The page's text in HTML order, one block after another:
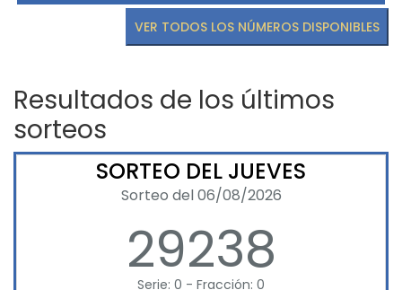
VER TODOS LOS NÚMEROS DISPONIBLES
Resultados de los últimos
sorteos
SORTEO DEL JUEVES
Sorteo del 06/08/2026
29238
Serie: 0 - Fracción: 0